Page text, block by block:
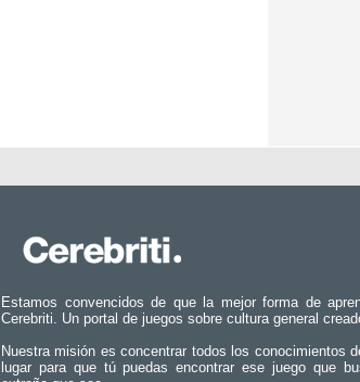
Estamos convencidos de que la mejor forma de
Cerebriti. Un portal de juegos sobre cultura general
Nuestra misión es concentrar todos los conocimientos
lugar para que tú puedas encontrar ese juego que